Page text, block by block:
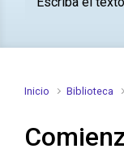
Inicio Biblioteca